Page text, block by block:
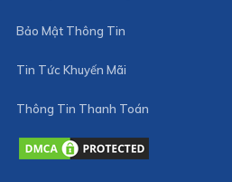
Bảo Mật Thông Tin
Tin Tức Khuyến Mãi
Thông Tin Thanh Toán